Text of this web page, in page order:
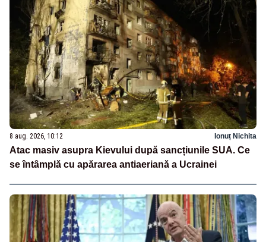
8 aug. 2026, 10:12 Ionuț Nichita
Atac masiv asupra Kievului după sancțiunile SUA. Ce
se întâmplă cu apărarea antiaeriană a Ucrainei